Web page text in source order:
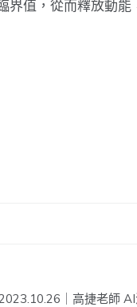
值，從而釋放動
｜高捷老師